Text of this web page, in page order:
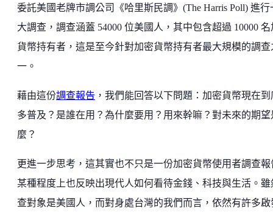
委託美國老牌市調公司《哈里斯民調》(The Harris Poll) 進行
大調查，調查涵蓋 54000 位美國人，其中包含超過 10000 名
貨幣持有者，這是至今針對加密貨幣持有者最大規模的調查
一。
藉由這份調查報告 ，我們能回答以下問題：加密貨幣現在到
多普及？是誰在用？為什麼要用？用來幹嘛？對未來的期望
麼？
更進一步思考，這其實也不只是一份加密貨幣使用者調查報
某種程度上也反映出現代人如何看待金錢、科技與生活。雖
查對象是美國人，而對身處台灣的我們而言，依然有許多啟